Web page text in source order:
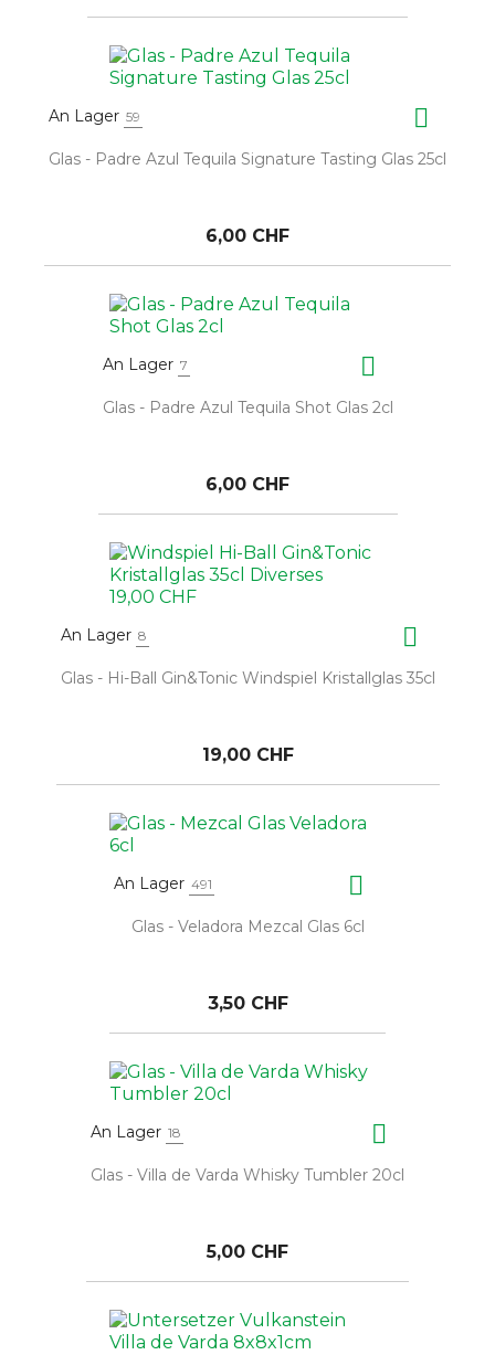
An Lager 59 
Glas - Padre Azul Tequila Signature Tasting Glas 25cl
6,00 CHF
An Lager 7 
Glas - Padre Azul Tequila Shot Glas 2cl
6,00 CHF
An Lager 8 
Glas - Hi-Ball Gin&Tonic Windspiel Kristallglas 35cl
19,00 CHF
An Lager 491 
Glas - Veladora Mezcal Glas 6cl
3,50 CHF
An Lager 18 
Glas - Villa de Varda Whisky Tumbler 20cl
5,00 CHF